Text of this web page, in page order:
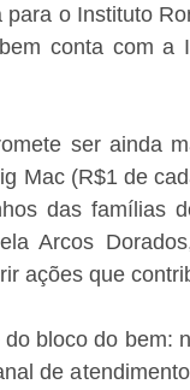
para o Instituto
conta com a
ser ainda
Mac (R$1 de
das famílias
Arcos
ações que
bloco do bem:
de